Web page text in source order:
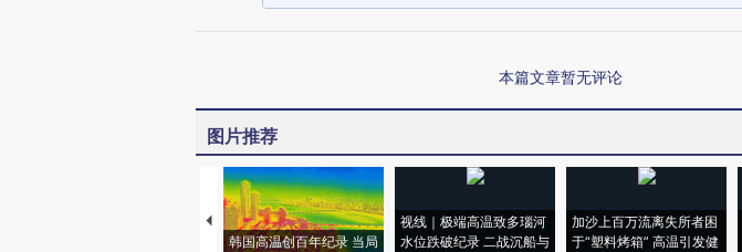
本篇文章暂无评论
图片推荐
韩国高温创百年纪录 当局
视线｜极端高温致多瑙河
水位跌破纪录 二战沉船与
加沙上百万流离失所者困
于“塑料烤箱” 高温引发健